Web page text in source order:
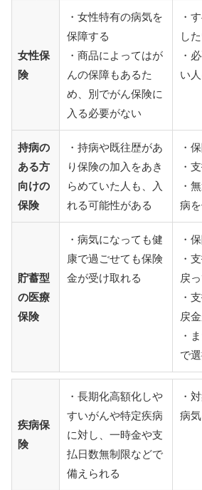
女性保
険
・女性特有の病気を
保障する
・商品によってはが
んの保障もあるた
め、別でがん保険に
入る必要がない
・
し
・
い
持病の
ある方
向けの
保険
・持病や既往歴があ
り保険の加入をあき
らめていた人も、入
れる可能性がある
・
・
・
病
貯蓄型
の医療
保険
・病気になっても健
康で過ごせても保険
金が受け取れる
・
・
戻
・
戻
・
で
疾病保
険
・長期化高額化しや
すいがんや特定疾病
に対し、一時金や支
払日数無制限などで
備えられる
・
病